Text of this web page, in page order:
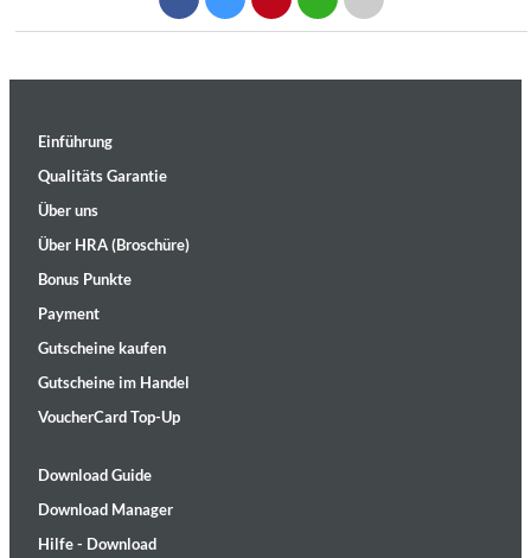
Einführung
Qualitäts Garantie
Über uns
Über HRA (Broschüre)
Bonus Punkte
Payment
Gutscheine kaufen
Gutscheine im Handel
VoucherCard Top-Up
Download Guide
Download Manager
Hilfe - Download